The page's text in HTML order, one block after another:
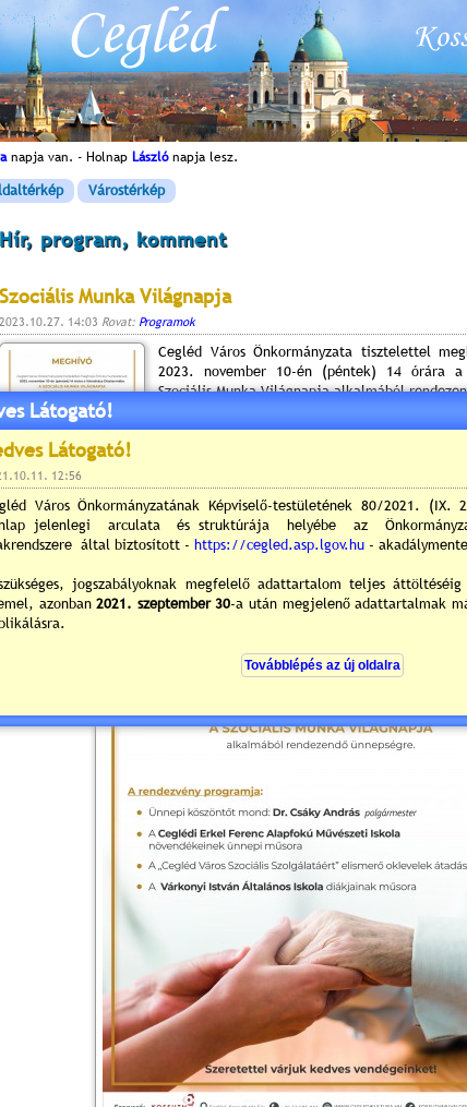
napja van. - Holnap Lászlónapja lesz.
Várostérkép
Hír, program, komment
Szociális Munka Világnapja
2023.10.27. 14:03 Rovat: Programok
Cegléd Város Önkormányzata tisztelettel
2023. november 10-én (péntek) 14 órára a
Szociális Munka Világnapja alkalmából
Látogató!